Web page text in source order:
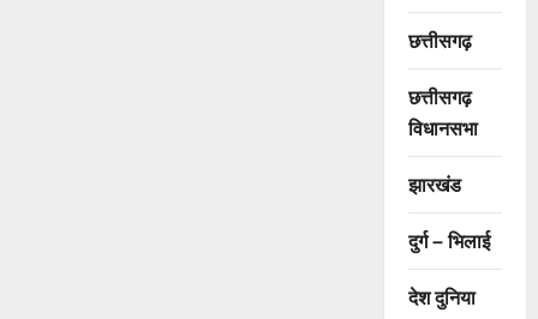
छत्तीसगढ़
छत्तीसगढ़
विधानसभा
झारखंड
दुर्ग – भिलाई
देश दुनिया